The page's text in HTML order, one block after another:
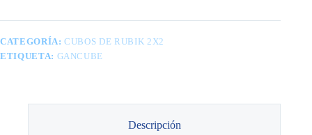
CATEGORÍA:CUBOS DE RUBIK 2X2
ETIQUETA: GANCUBE
Descripción